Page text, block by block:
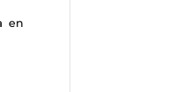
en